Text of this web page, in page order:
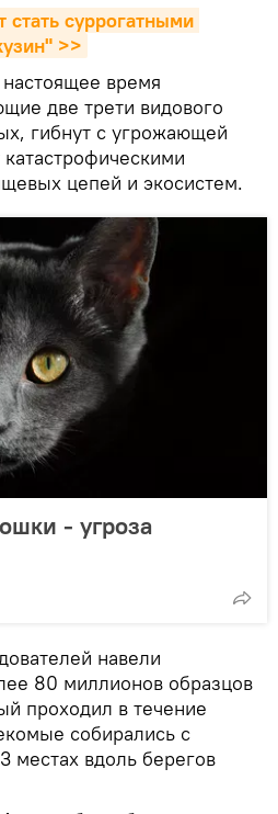
стать суррогатными
>>
время
две трети видового
гибнут с угрожающей
цепей и экосистем.
- угроза
навели
80 миллионов образцов
проходил в течение
собирались с
вдоль берегов